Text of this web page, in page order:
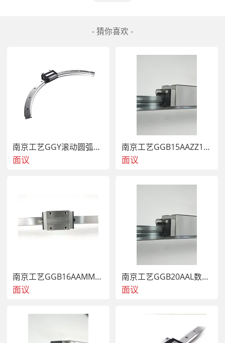
牌的供应商。近年来，公司成功参与北斗卫星、天问二号、
空间站机械臂等多个   重点攻关项目，核心技术在提高  能
公司深化创新驱动发展战略，拥有以“江苏省认定企业技术
中心”为代表的3个省部级研发平台，连续三年研发投入增长
率超30%，加快自主创新能力建设。2009年起，公司累计主
持承担5项、参与37项国家科技重大专项课题研究，2022年
牵头承担1项省级工业和信息化转型升级项目。公司主持及
参与编制41项    和行业标准。公司创新成果陆续亮相国家
“十三五”科技创新成就展和2022年国家“奋进新时代”主题成
就展，是国内滚动功能部件行业一家入围企业。
- 猜你喜欢 -
南京工艺GGY滚动圆弧导轨副厂家直销
面议
南京工艺GGB15AAZZ1P2X460精雕加工中心直线导轨滑块
面议
南京工艺GGB16AAMM自动化设备用直线导轨滑块
面议
南京工艺GGB20AAL数控加工中心导轨滑块
面议